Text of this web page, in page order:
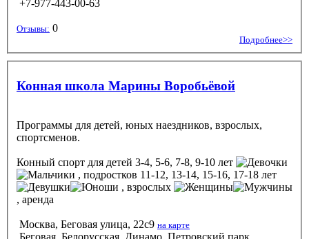
+7-977-443-00-63
Отзывы: 0
Подробнее>>
Конная школа Марины Воробьёвой
Программы для детей, юных наездников, взрослых,
спортсменов.
Конный спорт для детей 3-4, 5-6, 7-8, 9-10 лет
, подростков 11-12, 13-14, 15-16, 17-18 лет
, взрослых
, аренда
Москва, Беговая улица, 22с9 на карте
Беговая, Белорусская, Динамо, Петровский парк